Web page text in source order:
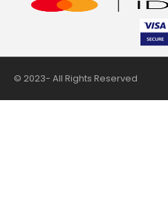
© 2023- All Rights Reserved